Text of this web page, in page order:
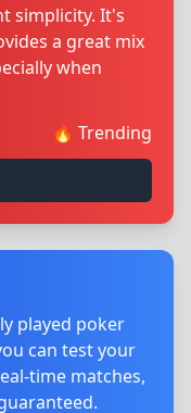
simplicity. It's
a great mix
when
🔥 Trending
played poker
can test your
time matches,